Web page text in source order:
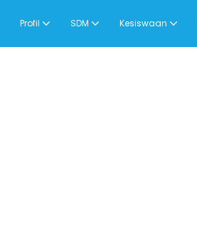
Profil SDM Kesiswaan